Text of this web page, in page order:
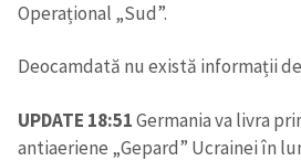
Operațional „Sud”.
Deocamdată nu există informații
UPDATE 18:51Germania va livra
antiaeriene „Gepard” Ucrainei în